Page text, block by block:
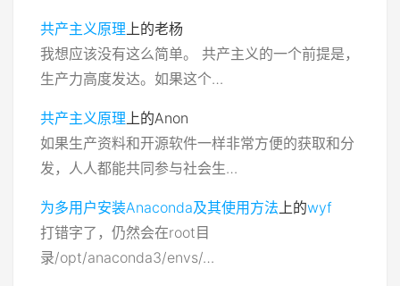
共产主义原理上的老杨
我想应该没有这么简单。 共产主义的一个前提是，
生产力高度发达。如果这个…
共产主义原理上的Anon
如果生产资料和开源软件一样非常方便的获取和分
发，人人都能共同参与社会生…
为多用户安装Anaconda及其使用方法上的wyf
打错字了，仍然会在root目
录/opt/anaconda3/envs/…